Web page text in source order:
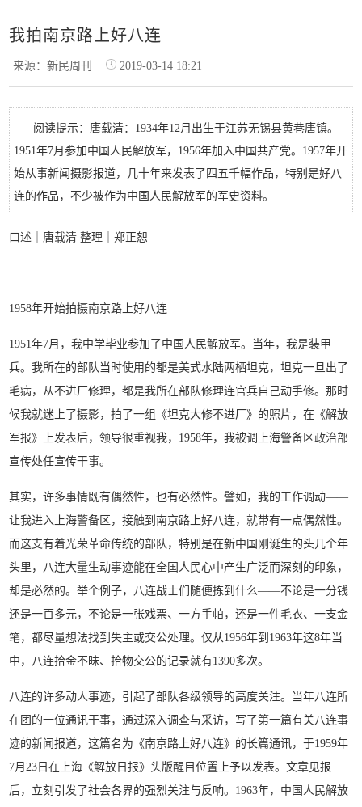
我拍南京路上好八连
来源：新民周刊 2019-03-14 18:21
阅读提示：唐载清：1934年12月出生于江苏无锡县黄巷唐镇。
1951年7月参加中国人民解放军，1956年加入中国共产党。1957年开
始从事新闻摄影报道，几十年来发表了四五千幅作品，特别是好八
连的作品，不少被作为中国人民解放军的军史资料。
口述｜唐载清 整理｜郑正恕
1958年开始拍摄南京路上好八连
1951年7月，我中学毕业参加了中国人民解放军。当年，我是装甲
兵。我所在的部队当时使用的都是美式水陆两栖坦克，坦克一旦出了
毛病，从不进厂修理，都是我所在部队修理连官兵自己动手修。那时
候我就迷上了摄影，拍了一组《坦克大修不进厂》的照片，在《解放
军报》上发表后，领导很重视我，1958年，我被调上海警备区政治部
宣传处任宣传干事。
其实，许多事情既有偶然性，也有必然性。譬如，我的工作调动——
让我进入上海警备区，接触到南京路上好八连，就带有一点偶然性。
而这支有着光荣革命传统的部队，特别是在新中国刚诞生的头几个年
头里，八连大量生动事迹能在全国人民心中产生广泛而深刻的印象，
却是必然的。举个例子，八连战士们随便拣到什么——不论是一分钱
还是一百多元，不论是一张戏票、一方手帕，还是一件毛衣、一支金
笔，都尽量想法找到失主或交公处理。仅从1956年到1963年这8年当
中，八连拾金不昧、拾物交公的记录就有1390多次。
八连的许多动人事迹，引起了部队各级领导的高度关注。当年八连所
在团的一位通讯干事，通过深入调查与采访，写了第一篇有关八连事
迹的新闻报道，这篇名为《南京路上好八连》的长篇通讯，于1959年
7月23日在上海《解放日报》头版醒目位置上予以发表。文章见报
后，立刻引发了社会各界的强烈关注与反响。1963年，中国人民解放